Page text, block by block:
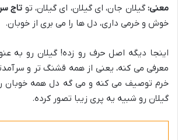
معنی:گیلان جان، ای گیلان، ای گیلان، تو تاج
خوش و خرمی داری، دل ها را می بری از خوبان.
اینجا دیگه اصل حرف رو زده! گیلان رو به
معرفی می کنه، یعنی از همه قشنگ تر و
خرم توصیف می کنه و می گه دل همه خوبان
گیلان رو شبیه یه پری زیبا تصور کرده.